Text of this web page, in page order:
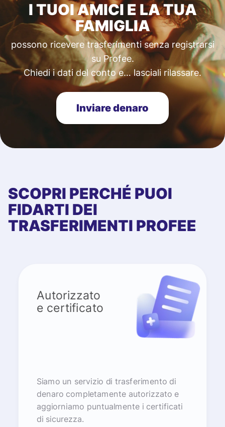
I TUOI AMICI E LA TUA
FAMIGLIA
possono ricevere trasferimenti senza registrarsi
su Profee.
Chiedi i dati del conto e… lasciali rilassare.
Inviare denaro
SCOPRI PERCHÉ PUOI
FIDARTI DEI
TRASFERIMENTI PROFEE
Autorizzato
e certificato
Siamo un servizio di trasferimento di
denaro completamente autorizzato e
aggiorniamo puntualmente i certificati
di sicurezza.